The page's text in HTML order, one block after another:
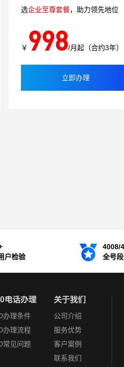
选企业至尊套餐，助力领先地位
￥ 998/月起（合约3年）
立即办理
户检验
4008/
全号
电话办理
办理条件
办理流程
常见问题
关于我们
公司介绍
服务优势
客户案例
联系我们